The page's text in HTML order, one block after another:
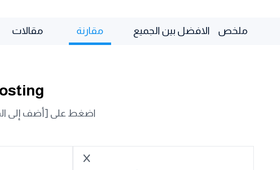
ملخص الافضل بين الجميع مقارنة مقالات
اضغط على [أضف إلى